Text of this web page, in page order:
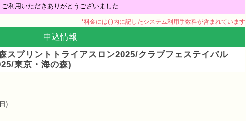
ご利用いただきありがとうございました
*料金には( )内に記したシステム利用手数料が含まれています
申込情報
スプリントトライアスロン2025/クラブフェステイバル
東京・海の森)
)